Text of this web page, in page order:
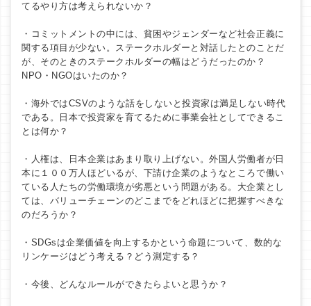
てるやり方は考えられないか？
・コミットメントの中には、貧困やジェンダーなど社会正義に
関する項目が少ない。ステークホルダーと対話したとのことだ
が、そのときのステークホルダーの幅はどうだったのか？
NPO・NGOはいたのか？
・海外ではCSVのような話をしないと投資家は満足しない時代
である。日本で投資家を育てるために事業会社としてできるこ
とは何か？
・人権は、日本企業はあまり取り上げない。外国人労働者が日
本に１００万人ほどいるが、下請け企業のようなところで働い
ている人たちの労働環境が劣悪という問題がある。大企業とし
ては、バリューチェーンのどこまでをどれほどに把握すべきな
のだろうか？
・SDGsは企業価値を向上するかという命題について、数的な
リンケージはどう考える？どう測定する？
・今後、どんなルールができたらよいと思うか？